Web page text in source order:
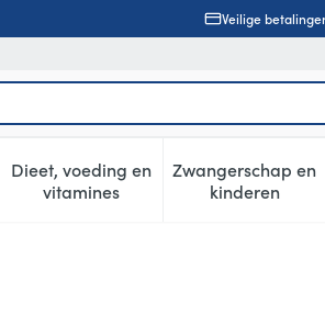
Veilige
voor Schoonheid, verzorging en
Dieet, voeding en
vitaminesToon submenu voor Dieet,
Zwangerschap en
kinderen
Toon